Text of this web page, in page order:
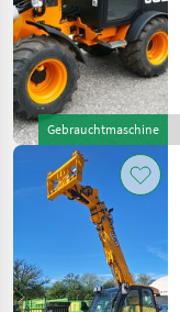
Gebrauchtmaschine